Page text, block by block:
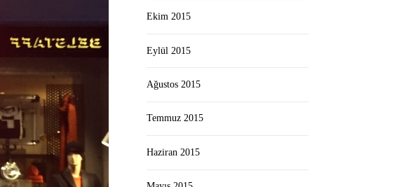
Ekim 2015
Eylül 2015
Ağustos 2015
Temmuz 2015
Haziran 2015